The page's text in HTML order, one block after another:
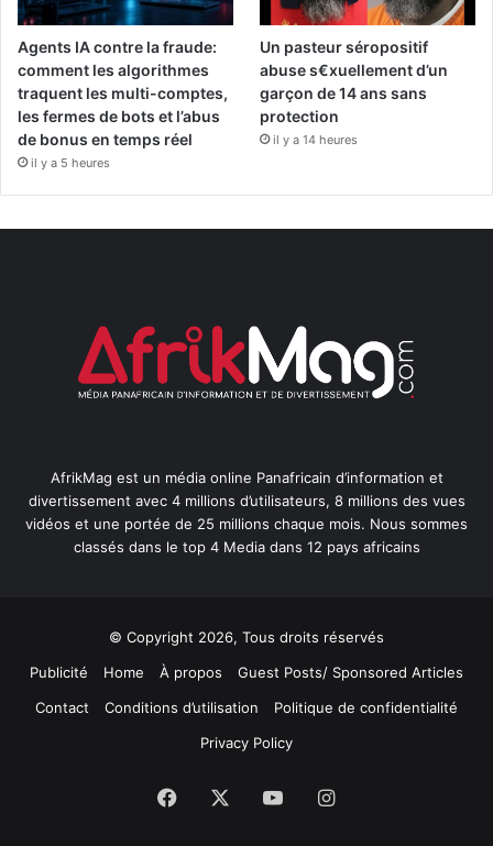
Agents IA contre la fraude:
comment les algorithmes
traquent les multi-comptes,
les fermes de bots et l’abus
de bonus en temps réel
il y a 5 heures
Un pasteur séropositif
abuse s€xuellement d’un
garçon de 14 ans sans
protection
il y a 14 heures
AfrikMag est un média online Panafricain d’information et
divertissement avec 4 millions d’utilisateurs, 8 millions des vues
vidéos et une portée de 25 millions chaque mois. Nous sommes
classés dans le top 4 Media dans 12 pays africains
© Copyright 2026, Tous droits réservés
Publicité
Home À propos
Guest Posts/ Sponsored Articles
Contact
Conditions d’utilisation
Politique de confidentialité
Privacy Policy
Facebook YouTubeInstagram